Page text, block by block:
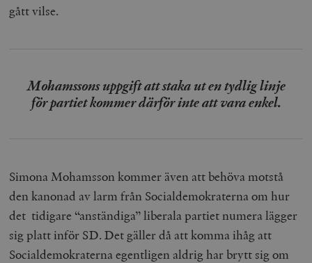
gått vilse.
Mohamssons uppgift att staka ut en tydlig linje
för partiet kommer därför inte att vara enkel.
Simona Mohamsson kommer även att behöva motstå
den kanonad av larm från Socialdemokraterna om hur
det tidigare “anständiga” liberala partiet numera lägger
sig platt inför SD. Det gäller då att komma ihåg att
Socialdemokraterna egentligen aldrig har brytt sig om